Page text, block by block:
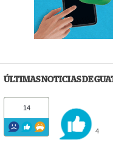
ÚLTIMAS NOTICIAS DE
14
4